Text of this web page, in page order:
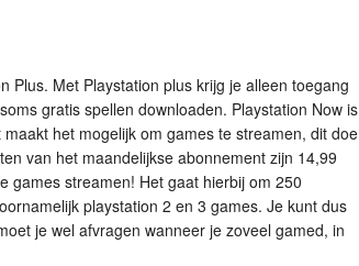
Plus. Met Playstation plus krijg je alleen toegang
gratis spellen downloaden. Playstation Now is
het mogelijk om games te streamen, dit doe
van het maandelijkse abonnement zijn 14,99
games streamen! Het gaat hierbij om 250
playstation 2 en 3 games. Je kunt dus
je wel afvragen wanneer je zoveel gamed, in